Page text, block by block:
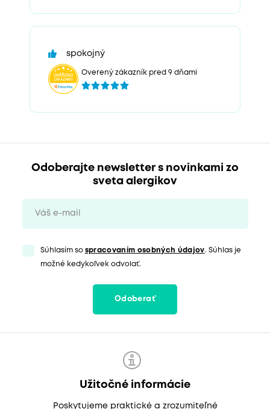
spokojný
Overený zákazník pred 9 dňami
Odoberajte newsletter s novinkami zo
sveta alergikov
Súhlasím so spracovaním osobných údajov. Súhlas je
možné kedykoľvek odvolať.
Odoberať
Užitočné informácie
Poskytujeme praktické a zrozumiteľné